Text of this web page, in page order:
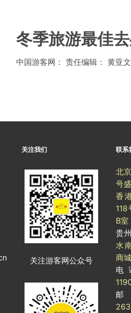
冬季旅游最佳
中国游客网： 责任编辑： 黄亚文
关注我们
关注游客网公众号
联系
北
号
香
B室
贵
水
商
电